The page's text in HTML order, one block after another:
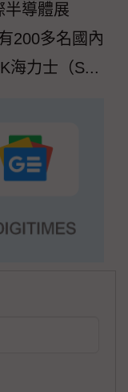
半導體展
200多名國內
海力士（S...